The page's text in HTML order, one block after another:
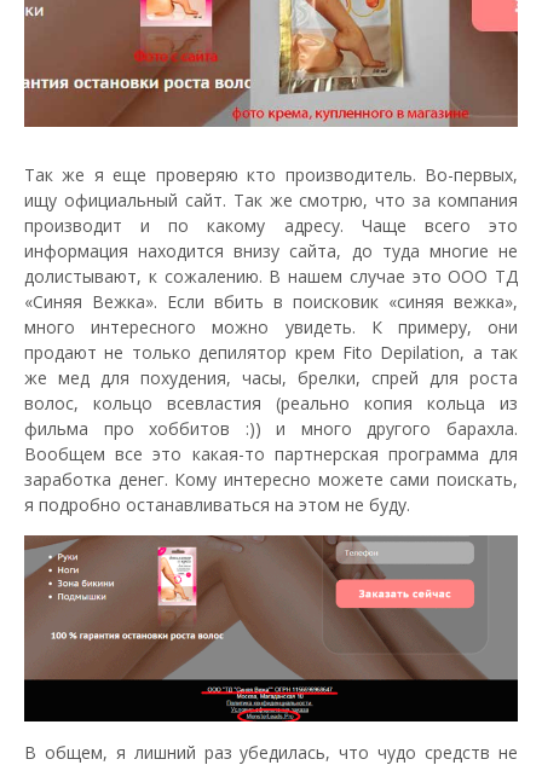
Так же я еще проверяю кто производитель. Во-первых,
ищу официальный сайт. Так же смотрю, что за компания
производит и по какому адресу. Чаще всего это
информация находится внизу сайта, до туда многие не
долистывают, к сожалению. В нашем случае это ООО ТД
«Синяя Вежка». Если вбить в поисковик «синяя вежка»,
много интересного можно увидеть. К примеру, они
продают не только депилятор крем Fito Depilation, а так
же мед для похудения, часы, брелки, спрей для роста
волос, кольцо всевластия (реально копия кольца из
фильма про хоббитов :)) и много другого барахла.
Вообщем все это какая-то партнерская программа для
заработка денег. Кому интересно можете сами поискать,
я подробно останавливаться на этом не буду.
В общем, я лишний раз убедилась, что чудо средств не